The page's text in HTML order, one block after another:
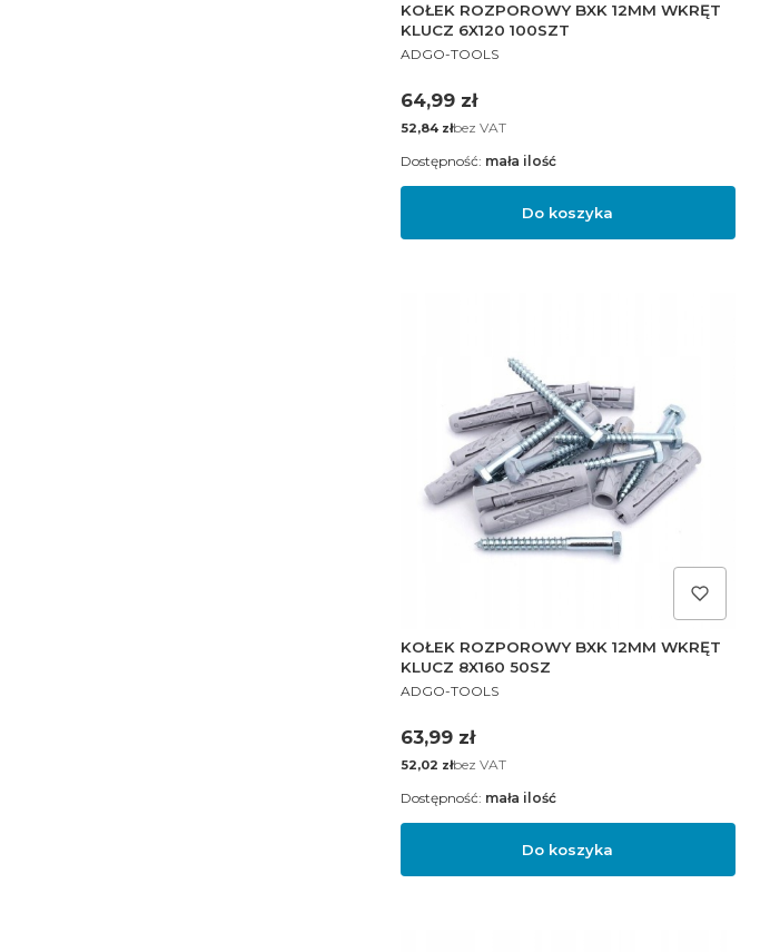
KOŁEK ROZPOROWY BXK 12MM WKRĘT
KLUCZ 6X120 100SZT
PRODUCENT
ADGO-TOOLS
Cena
64,99 zł
Cena
52,84 złbez VAT
Do koszyka
Dostępność: mała ilość
KOŁEK ROZPOROWY BXK 12MM WKRĘT
KLUCZ 8X160 50SZ
PRODUCENT
ADGO-TOOLS
Cena
63,99 zł
Cena
52,02 złbez VAT
Do koszyka
Dostępność: mała ilość